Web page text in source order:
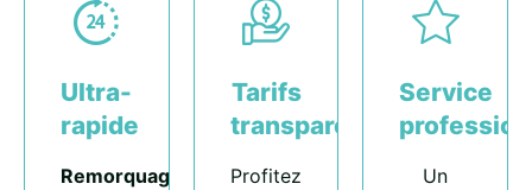
Ultra-
rapide
Remorquage
Tarifs
transparents
Profitez
Service
Un